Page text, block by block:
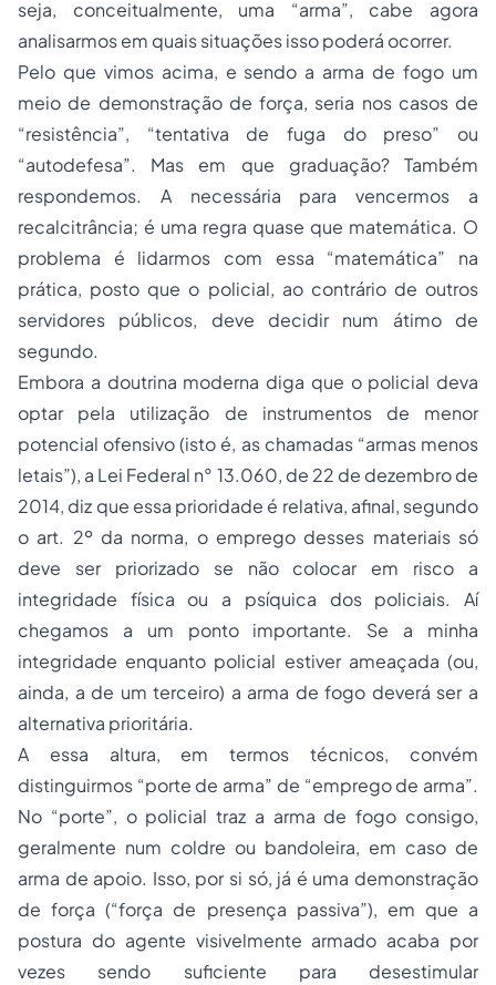
seja, conceitualmente, uma “arma”, cabe agora
analisarmos em quais situações isso poderá ocorrer.
Pelo que vimos acima, e sendo a arma de fogo um
meio de demonstração de força, seria nos casos de
“resistência”, “tentativa de fuga do preso” ou
“autodefesa”. Mas em que graduação? Também
respondemos. A necessária para vencermos a
recalcitrância; é uma regra quase que matemática. O
problema é lidarmos com essa “matemática” na
prática, posto que o policial, ao contrário de outros
servidores públicos, deve decidir num átimo de
segundo.
Embora a doutrina moderna diga que o policial deva
optar pela utilização de instrumentos de menor
potencial ofensivo (isto é, as chamadas “armas menos
letais”), a Lei Federal n° 13.060, de 22 de dezembro de
2014, diz que essa prioridade é relativa, afinal, segundo
o art. 2º da norma, o emprego desses materiais só
deve ser priorizado se não colocar em risco a
integridade física ou a psíquica dos policiais. Aí
chegamos a um ponto importante. Se a minha
integridade enquanto policial estiver ameaçada (ou,
ainda, a de um terceiro) a arma de fogo deverá ser a
alternativa prioritária.
A essa altura, em termos técnicos, convém
distinguirmos “porte de arma” de “emprego de arma”.
No “porte”, o policial traz a arma de fogo consigo,
geralmente num coldre ou bandoleira, em caso de
arma de apoio. Isso, por si só, já é uma demonstração
de força (“força de presença passiva”), em que a
postura do agente visivelmente armado acaba por
vezes sendo suficiente para desestimular